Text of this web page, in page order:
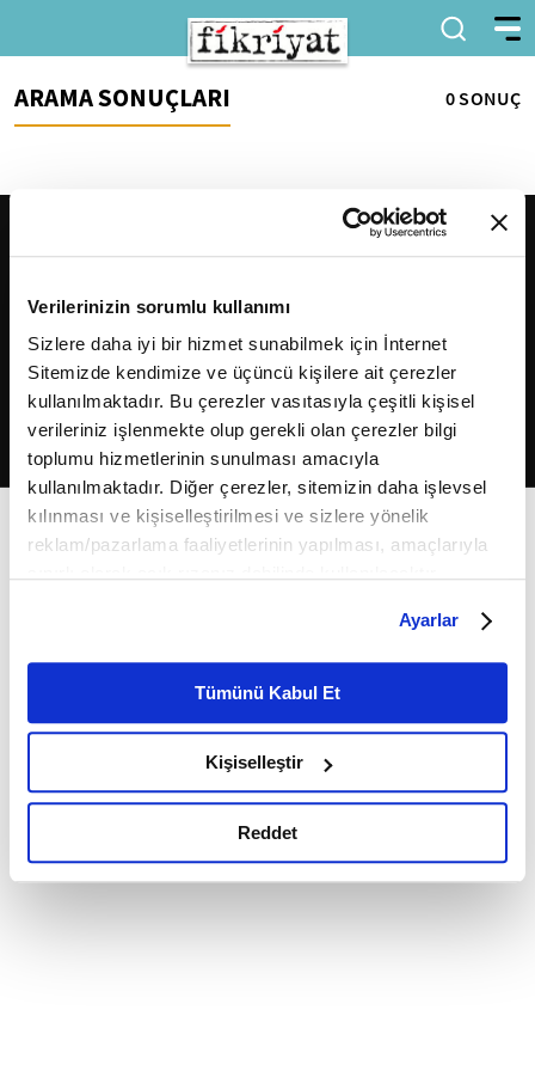
Verilerinizin sorumlu kullanımı
Sizlere daha iyi bir hizmet sunabilmek için İnternet
Sitemizde kendimize ve üçüncü kişilere ait çerezler
kullanılmaktadır. Bu çerezler vasıtasıyla çeşitli kişisel
verileriniz işlenmekte olup gerekli olan çerezler bilgi
toplumu hizmetlerinin sunulması amacıyla
kullanılmaktadır. Diğer çerezler, sitemizin daha işlevsel
kılınması ve kişiselleştirilmesi ve sizlere yönelik
reklam/pazarlama faaliyetlerinin yapılması, amaçlarıyla
belirleyebilirsiniz. Çerezlere ilişkin detaylı bilgi için
Ayarlar butonuna tıklayabilir,Çerez Bilgilendirme
Metnimizi ziyaret edebilirsiniz.
6698 sayılı Kişisel Verilerin Korunması Kanunu uyarınca
okumak ve sitemizi ziyaretiniz kapsamında
gerçekleştirilen veri işleme faaliyetleri ile ilgili daha
detaylı bilgi almak için lütfentıklayınız.
Ayarlar
Tümünü Kabul Et
Kişiselleştir
Reddet
ARAMA SONUÇLARI 0 SONUÇ
2026Fikriyat. Tüm hakları saklıdır.